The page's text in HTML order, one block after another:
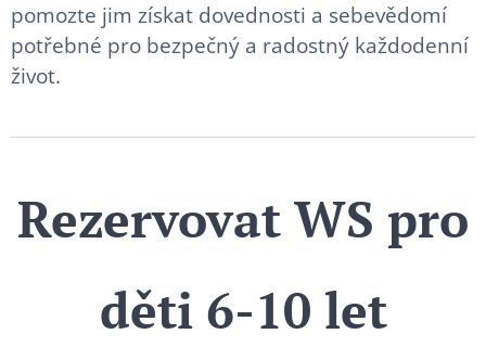
pomozte jim získat dovednosti a sebevědomí
potřebné pro bezpečný a radostný každodenní
život.
Rezervovat WS pro
děti 6-10 let